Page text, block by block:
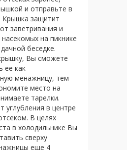
и отправьте в
Крышка защитит
заветривания и
на пикнике
беседке.
Вы сможете
ее как
менажницу, тем
место на
тарелки.
углубления в центре
В целях
в холодильнике Вы
сверху
еще 4